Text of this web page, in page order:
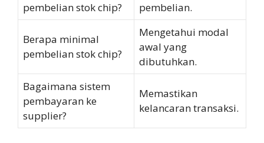
pembelian stok chip?
pembelian.
Berapa minimal
pembelian stok chip?
Mengetahui modal
awal yang
dibutuhkan.
Bagaimana sistem
pembayaran ke
supplier?
Memastikan
kelancaran transaksi.